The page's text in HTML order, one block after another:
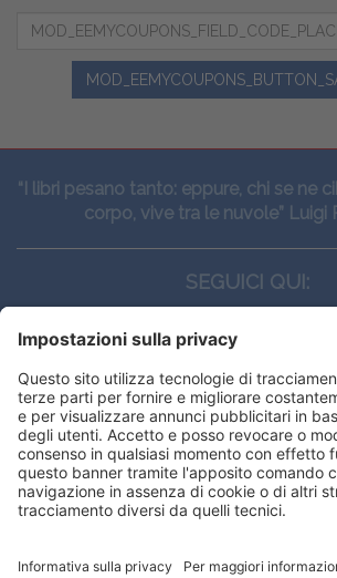
“I libri pesano tanto: eppure, chi se ne
corpo, vive tra le nuvole” Luigi
SEGUICI QUI:
CONTATTI
Edi.Ermes srl
Viale E. Forlanini, 21 - 20134,
(+39)027021121
E-mail:eeinfo@eenet.it